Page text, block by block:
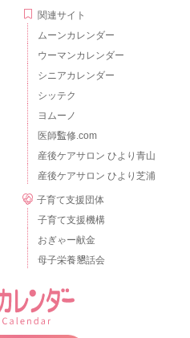
関連サイト
ムーンカレンダー
ウーマンカレンダー
シニアカレンダー
シッテク
ヨムーノ
医師監修.com
産後ケアサロン ひより青山
産後ケアサロン ひより芝浦
子育て支援団体
子育て支援機構
おぎゃー献金
母子栄養懇話会